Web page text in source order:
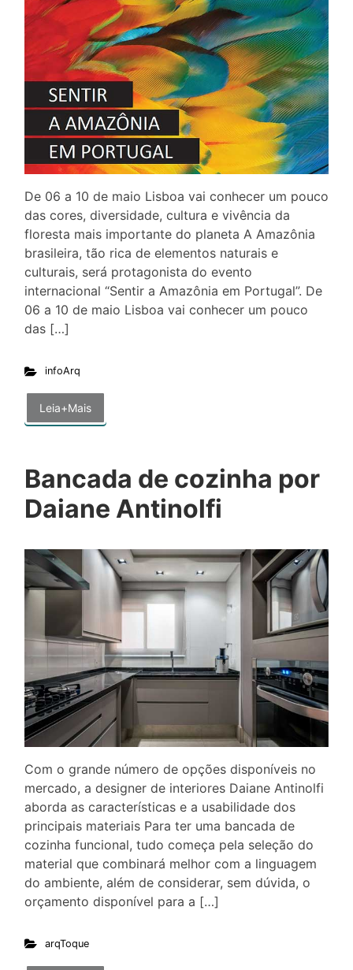
De 06 a 10 de maio Lisboa vai conhecer um pouco
das cores, diversidade, cultura e vivência da
floresta mais importante do planeta A Amazônia
brasileira, tão rica de elementos naturais e
culturais, será protagonista do evento
internacional “Sentir a Amazônia em Portugal”. De
06 a 10 de maio Lisboa vai conhecer um pouco
das […]
infoArq
Leia+Mais
Bancada de cozinha por
Daiane Antinolfi
Com o grande número de opções disponíveis no
mercado, a designer de interiores Daiane Antinolfi
aborda as características e a usabilidade dos
principais materiais Para ter uma bancada de
cozinha funcional, tudo começa pela seleção do
material que combinará melhor com a linguagem
do ambiente, além de considerar, sem dúvida, o
orçamento disponível para a […]
arqToque